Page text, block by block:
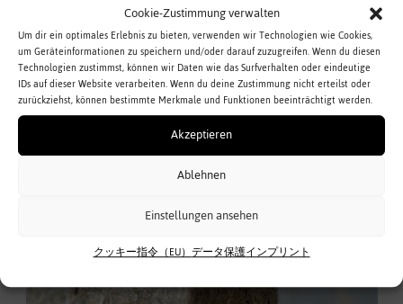
Cookie-Zustimmung verwalten
Um dir ein optimales Erlebnis zu bieten, verwenden wir Technologien wie Cookies,
um Geräteinformationen zu speichern und/oder darauf zuzugreifen. Wenn du diesen
Technologien zustimmst, können wir Daten wie das Surfverhalten oder eindeutige
IDs auf dieser Website verarbeiten. Wenn du deine Zustimmung nicht erteilst oder
zurückziehst, können bestimmte Merkmale und Funktionen beeinträchtigt werden.
Akzeptieren
Ablehnen
Einstellungen ansehen
クッキー指令（EU）データ保護インプリント
サイレントリス®麻防音パネル